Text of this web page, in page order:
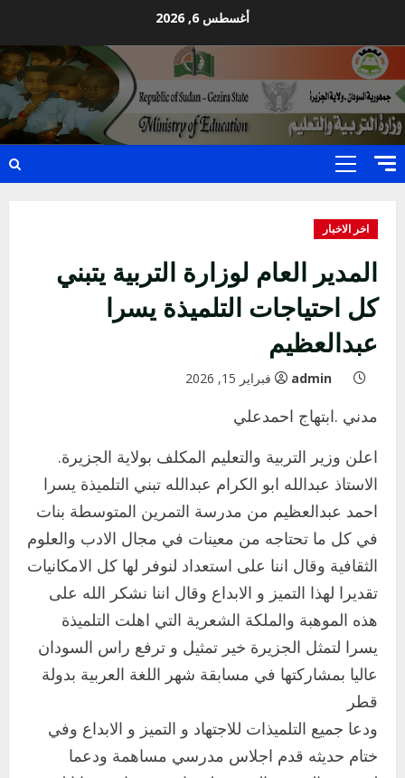
content
أغسطس 6, 2026
Primary
اخر الاخبار
المدير العام لوزارة التربية يتبني
كل احتياجات التلميذة يسرا
عبدالعظيم
admin فبراير 15, 2026
مدني .ابتهاج احمدعلي
اعلن وزير التربية والتعليم المكلف بولاية الجزيرة.
الاستاذ عبدالله ابو الكرام عبدالله تبني التلميذة يسرا
احمد عبدالعظيم من مدرسة التمرين المتوسطة بنات
في كل ما تحتاجه من معينات في مجال الادب والعلوم
الثقافية وقال اننا على استعداد لنوفر لها كل الامكانيات
تقديرا لهذا التميز و الابداع وقال اننا نشكر الله على
هذه الموهبة والملكة الشعرية التي اهلت التلميذة
يسرا لتمثل الجزيرة خير تمثيل و ترفع راس السودان
عاليا بمشاركتها في مسابقة شهر اللغة العربية بدولة
قطر
ودعا جميع التلميذات للاجتهاد و التميز و الابداع وفي
ختام حديثه قدم اجلاس مدرسي مساهمة ودعما